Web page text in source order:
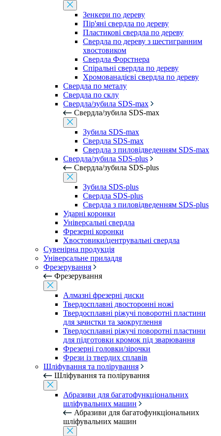
Зенкери по дереву
Пір'яні свердла по дереву
Пластикові свердла по дереву
Свердла по дереву з шестигранним
хвостовиком
Свердла Форстнера
Спіральні свердла по дереву
Хромованадієві свердла по дереву
Свердла по металу
Свердла по склу
Свердла/зубила SDS-max
Свердла/зубила SDS-max
Зубила SDS-max
Свердла SDS-max
Свердла з пиловідведенням SDS-max
Свердла/зубила SDS-plus
Свердла/зубила SDS-plus
Зубила SDS-plus
Свердла SDS-plus
Свердла з пиловідведенням SDS-plus
Ударні коронки
Універсальні свердла
Фрезерні коронки
Хвостовики/центрувальні свердла
Сувенірна продукція
Універсальне приладдя
Фрезерування
Фрезерування
Алмазні фрезерні диски
Твердосплавні двосторонні ножі
Твердосплавні ріжучі поворотні пластини
для зачистки та заокруглення
Твердосплавні ріжучі поворотні пластини
для підготовки кромок під зварювання
Фрезерні головки/зірочки
Фрези із твердих сплавів
Шліфування та полірування
Шліфування та полірування
Абразиви для багатофункціональних
шліфувальних машин
Абразиви для багатофункціональних
шліфувальних машин